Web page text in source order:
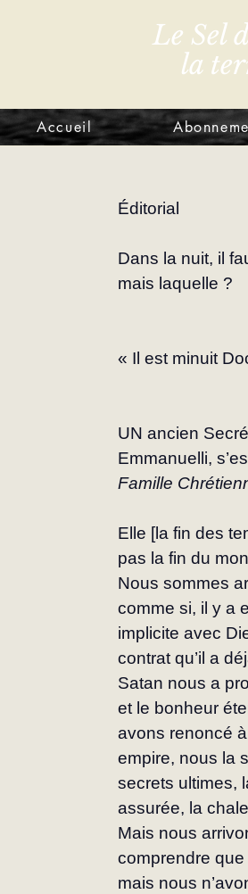
Le Sel
la
Accueil
Éditorial
Dans la nuit, il
mais laquelle ?
« Il est minuit
UN ancien
Emmanuelli,
Famille
Elle [la fin des
pas la fin du
Nous sommes
comme si, il y a
implicite avec
contrat qu’il a
Satan nous a
et le bonheur
avons renoncé
empire, nous la
secrets ultimes,
assurée, la
Mais nous
comprendre
mais nous